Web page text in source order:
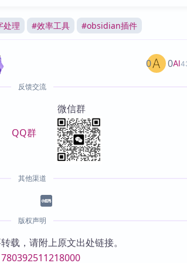
处理 #效率工具 #obsidian插件
AI
0 0
反馈交流
QQ群
微信群
其他渠道
版权声明
载，请附上原文出处链接。